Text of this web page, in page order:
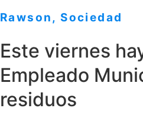
Rawson, Sociedad
Este viernes
Empleado
residuos